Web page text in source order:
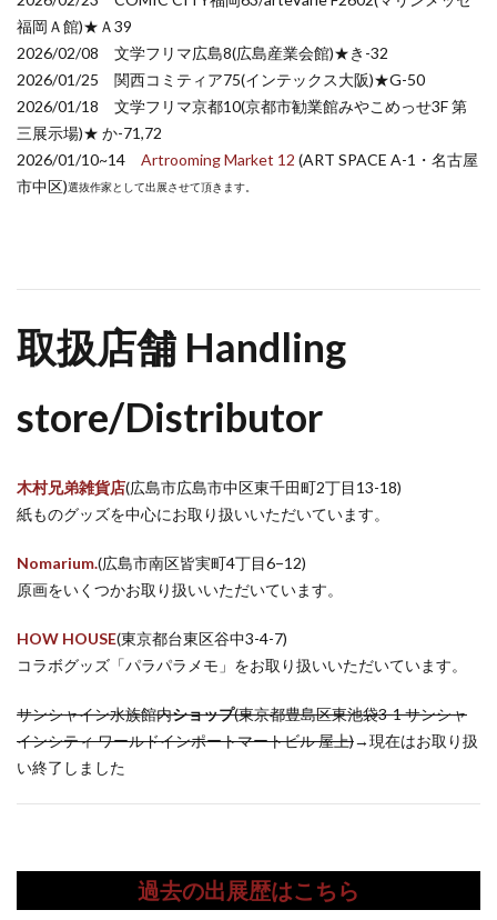
福岡Ａ館)★Ａ39
2026/02/08 文学フリマ広島8(広島産業会館)★き-32
2026/01/25 関西コミティア75(インテックス大阪)★G-50
2026/01/18 文学フリマ京都10(京都市勧業館みやこめっせ3F 第
三展示場)★ か-71,72
2026/01/10~14 Artrooming Market 12 (ART SPACE A-1・名古屋
市中区)選抜作家として出展させて頂きます。
取扱店舗 Handling
store/Distributor
木村兄弟雑貨店(広島市広島市中区東千田町2丁目13-18)
紙ものグッズを中心にお取り扱いいただいています。
Nomarium.(広島市南区皆実町4丁目6−12)
原画をいくつかお取り扱いいただいています。
HOW HOUSE(東京都台東区谷中3-4-7)
コラボグッズ「パラパラメモ」をお取り扱いいただいています。
サンシャイン水族館内ショップ(東京都豊島区東池袋3-1 サンシャ
インシティ ワールドインポートマートビル 屋上)→現在はお取り扱
い終了しました
過去の出展歴はこちら